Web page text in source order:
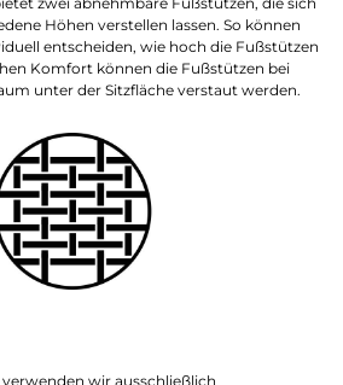
Höhen verstellen lassen. So können
entscheiden, wie hoch die Fußstützen
Komfort können die Fußstützen bei
unter der Sitzfläche verstaut werden.
wir ausschließlich